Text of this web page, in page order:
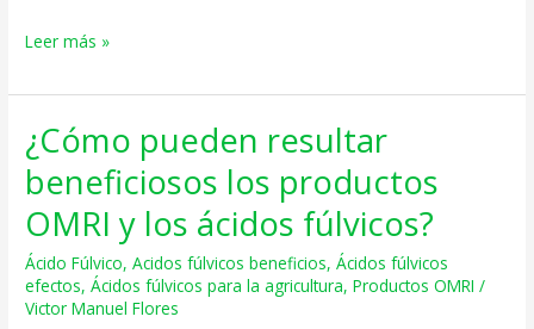
Leer más »
¿Cómo pueden resultar
beneficiosos los productos
OMRI y los ácidos fúlvicos?
Ácido Fúlvico,Acidos fúlvicos beneficios,Ácidos fúlvicos
efectos,Ácidos fúlvicos para la agricultura,Productos OMRI /
Victor Manuel Flores
¿Cómo
pueden
resultar
beneficiosos
los
productos
OMRI